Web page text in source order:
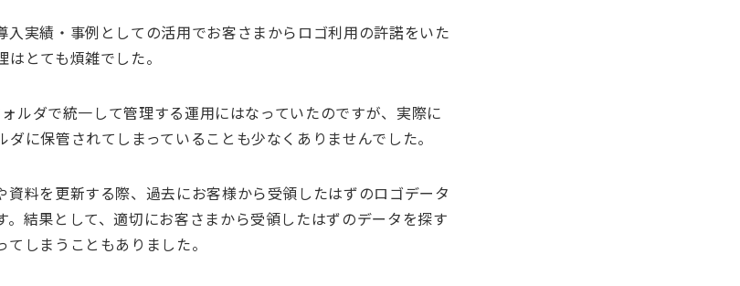
入実績・事例としての活用でお客さまからロゴ利用の許諾をいた
とても煩雑でした。
ルダで統一して管理する運用にはなっていたのですが、実際に
に保管されてしまっていることも少なくありませんでした。
資料を更新する際、過去にお客様から受領したはずのロゴデータ
結果として、適切にお客さまから受領したはずのデータを探す
しまうこともありました。